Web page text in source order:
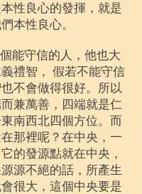
性良心的發揮，就是
本性良心。
守信的人，他也大
禮智， 假若不能守信
不會做得很好。所以
兼萬善，四端就是仁
南西北四個方位。而
那裡呢？在中央，一
的發源點就在中央，
源不絕的話，所產生
很大，這個中央要是